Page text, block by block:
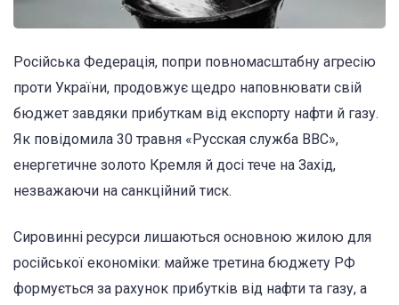
Російська Федерація, попри повномасштабну агресію
проти України, продовжує щедро наповнювати свій
бюджет завдяки прибуткам від експорту нафти й газу.
Як повідомила 30 травня «Русская служба BBC»,
енергетичне золото Кремля й досі тече на Захід,
незважаючи на санкційний тиск.
Сировинні ресурси лишаються основною жилою для
російської економіки: майже третина бюджету РФ
формується за рахунок прибутків від нафти та газу, а